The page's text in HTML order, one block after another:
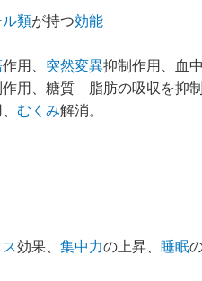
類が持つ効能
作用、 突然変異抑制作用、血
用、糖質 脂肪の吸収を抑制
むくみ解消。
効果、 集中力の上昇、 睡眠